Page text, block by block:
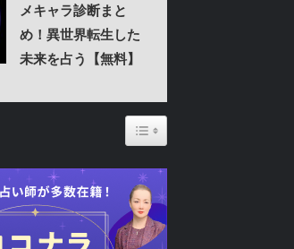
メキャラ診断まと
め！異世界転生した
未来を占う【無料】
Toggle Table of Content